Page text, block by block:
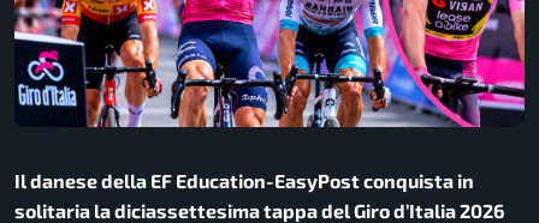
Il danese della EF Education-EasyPost conquista in
solitaria la diciassettesima tappa del Giro d’Italia 2026